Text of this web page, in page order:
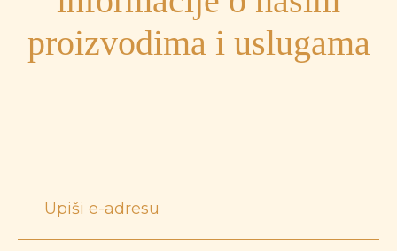
proizvodima i uslugama